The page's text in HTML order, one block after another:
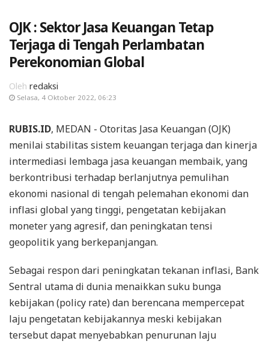
OJK : Sektor Jasa Keuangan Tetap
Terjaga di Tengah Perlambatan
Perekonomian Global
Oleh redaksi
Selasa, 4 Oktober 2022, 06:23
RUBIS.ID, MEDAN - Otoritas Jasa Keuangan (OJK)
menilai stabilitas sistem keuangan terjaga dan kinerja
intermediasi lembaga jasa keuangan membaik, yang
berkontribusi terhadap berlanjutnya pemulihan
ekonomi nasional di tengah pelemahan ekonomi dan
inflasi global yang tinggi, pengetatan kebijakan
moneter yang agresif, dan peningkatan tensi
geopolitik yang berkepanjangan.
Sebagai respon dari peningkatan tekanan inflasi, Bank
Sentral utama di dunia menaikkan suku bunga
kebijakan (policy rate) dan berencana mempercepat
laju pengetatan kebijakannya meski kebijakan
tersebut dapat menyebabkan penurunan laju